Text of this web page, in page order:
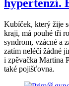
hypertenzí.
Kubíček, který žije
kraji, má pouhé tři
syndrom, vzácné a
zatím neléčí žádné
i zpěvačka Martina
také pojišťovna.